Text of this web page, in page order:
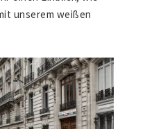
unserem weißen